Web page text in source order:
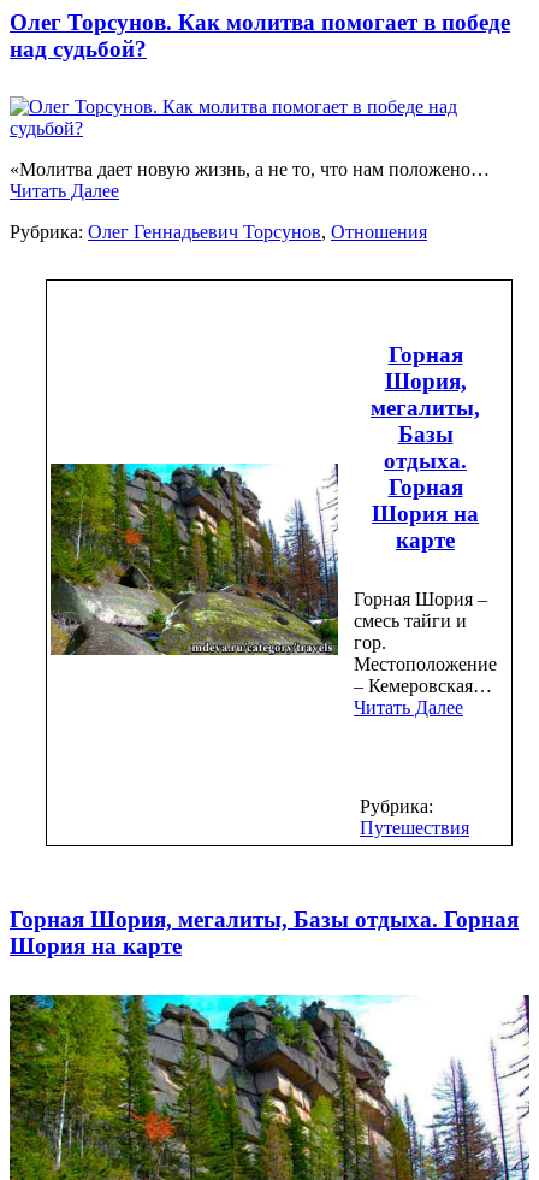
Олег Торсунов. Как молитва помогает в победе
над судьбой?
«Молитва дает новую жизнь, а не то, что нам положено…
Читать Далее
Рубрика: Олег Геннадьевич Торсунов, Отношения
Горная
Шория,
мегалиты,
Базы
отдыха.
Горная
Шория на
карте
Горная Шория –
смесь тайги и
гор.
Местоположение
– Кемеровская…
Читать Далее
Рубрика:
Путешествия
Горная Шория, мегалиты, Базы отдыха. Горная
Шория на карте